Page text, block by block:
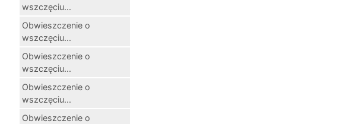
wszczęciu...
Obwieszczenie o
wszczęciu...
Obwieszczenie o
wszczęciu...
Obwieszczenie o
wszczęciu...
Obwieszczenie o